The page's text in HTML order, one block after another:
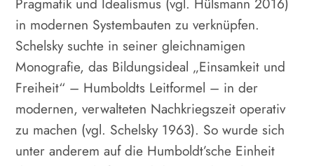
in modernen Systembauten zu verknüpfen.
Schelsky suchte in seiner gleichnamigen
Monografie, das Bildungsideal „Einsamkeit und
Freiheit“ – Humboldts Leitformel – in der
modernen, verwalteten Nachkriegszeit operativ
zu machen (vgl. Schelsky 1963). So wurde sich
unter anderem auf die Humboldt’sche Einheit